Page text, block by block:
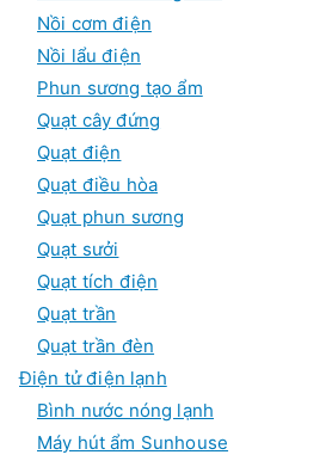
Nồi cơm điện
Nồi lẩu điện
Phun sương tạo ẩm
Quạt cây đứng
Quạt điện
Quạt điều hòa
Quạt phun sương
Quạt sưởi
Quạt tích điện
Quạt trần
Quạt trần đèn
Điện tử điện lạnh
Bình nước nóng lạnh
Máy hút ẩm Sunhouse